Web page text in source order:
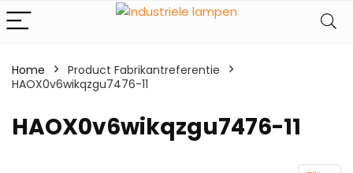
Home Product Fabrikantreferentie
HAOX0v6wikqzgu7476-11
‎HAOX0v6wikqzgu7476-11